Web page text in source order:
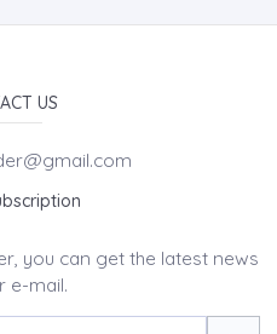
US
you can get the latest news
e-mail.